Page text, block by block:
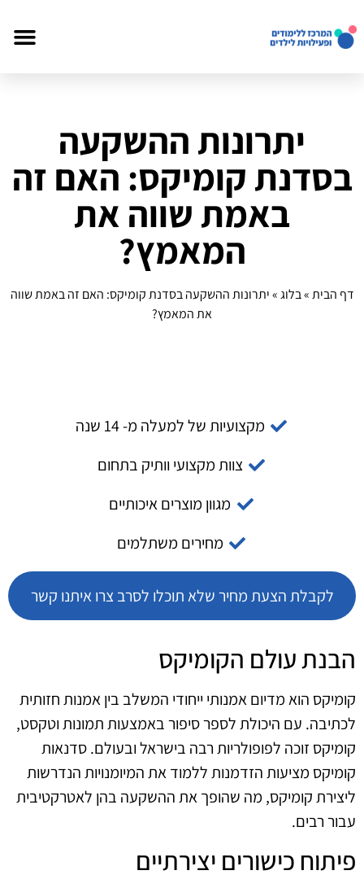
יתרונות ההשקעה
בסדנת קומיקס: האם זה
באמת שווה את
המאמץ?
דף הבית»בלוג»יתרונות ההשקעה בסדנת קומיקס: האם זה באמת שווה
את המאמץ?
מקצועיות של למעלה מ- 14 שנה
צוות מקצועי וותיק בתחום
מגוון מוצרים איכותיים
מחירים משתלמים
לקבלת הצעת מחיר שלא תוכלו לסרב צרו איתנו קשר
הבנת עולם הקומיקס
קומיקס הוא מדיום אמנותי ייחודי המשלב בין אמנות חזותית
לכתיבה. עם היכולת לספר סיפור באמצעות תמונות וטקסט,
קומיקס זוכה לפופולריות רבה בישראל ובעולם. סדנאות
קומיקס מציעות הזדמנות ללמוד את המיומנויות הנדרשות
ליצירת קומיקס, מה שהופך את ההשקעה בהן לאטרקטיבית
עבור רבים.
פיתוח כישורים יצירתיים